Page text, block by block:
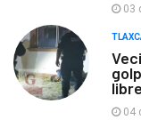
03
04